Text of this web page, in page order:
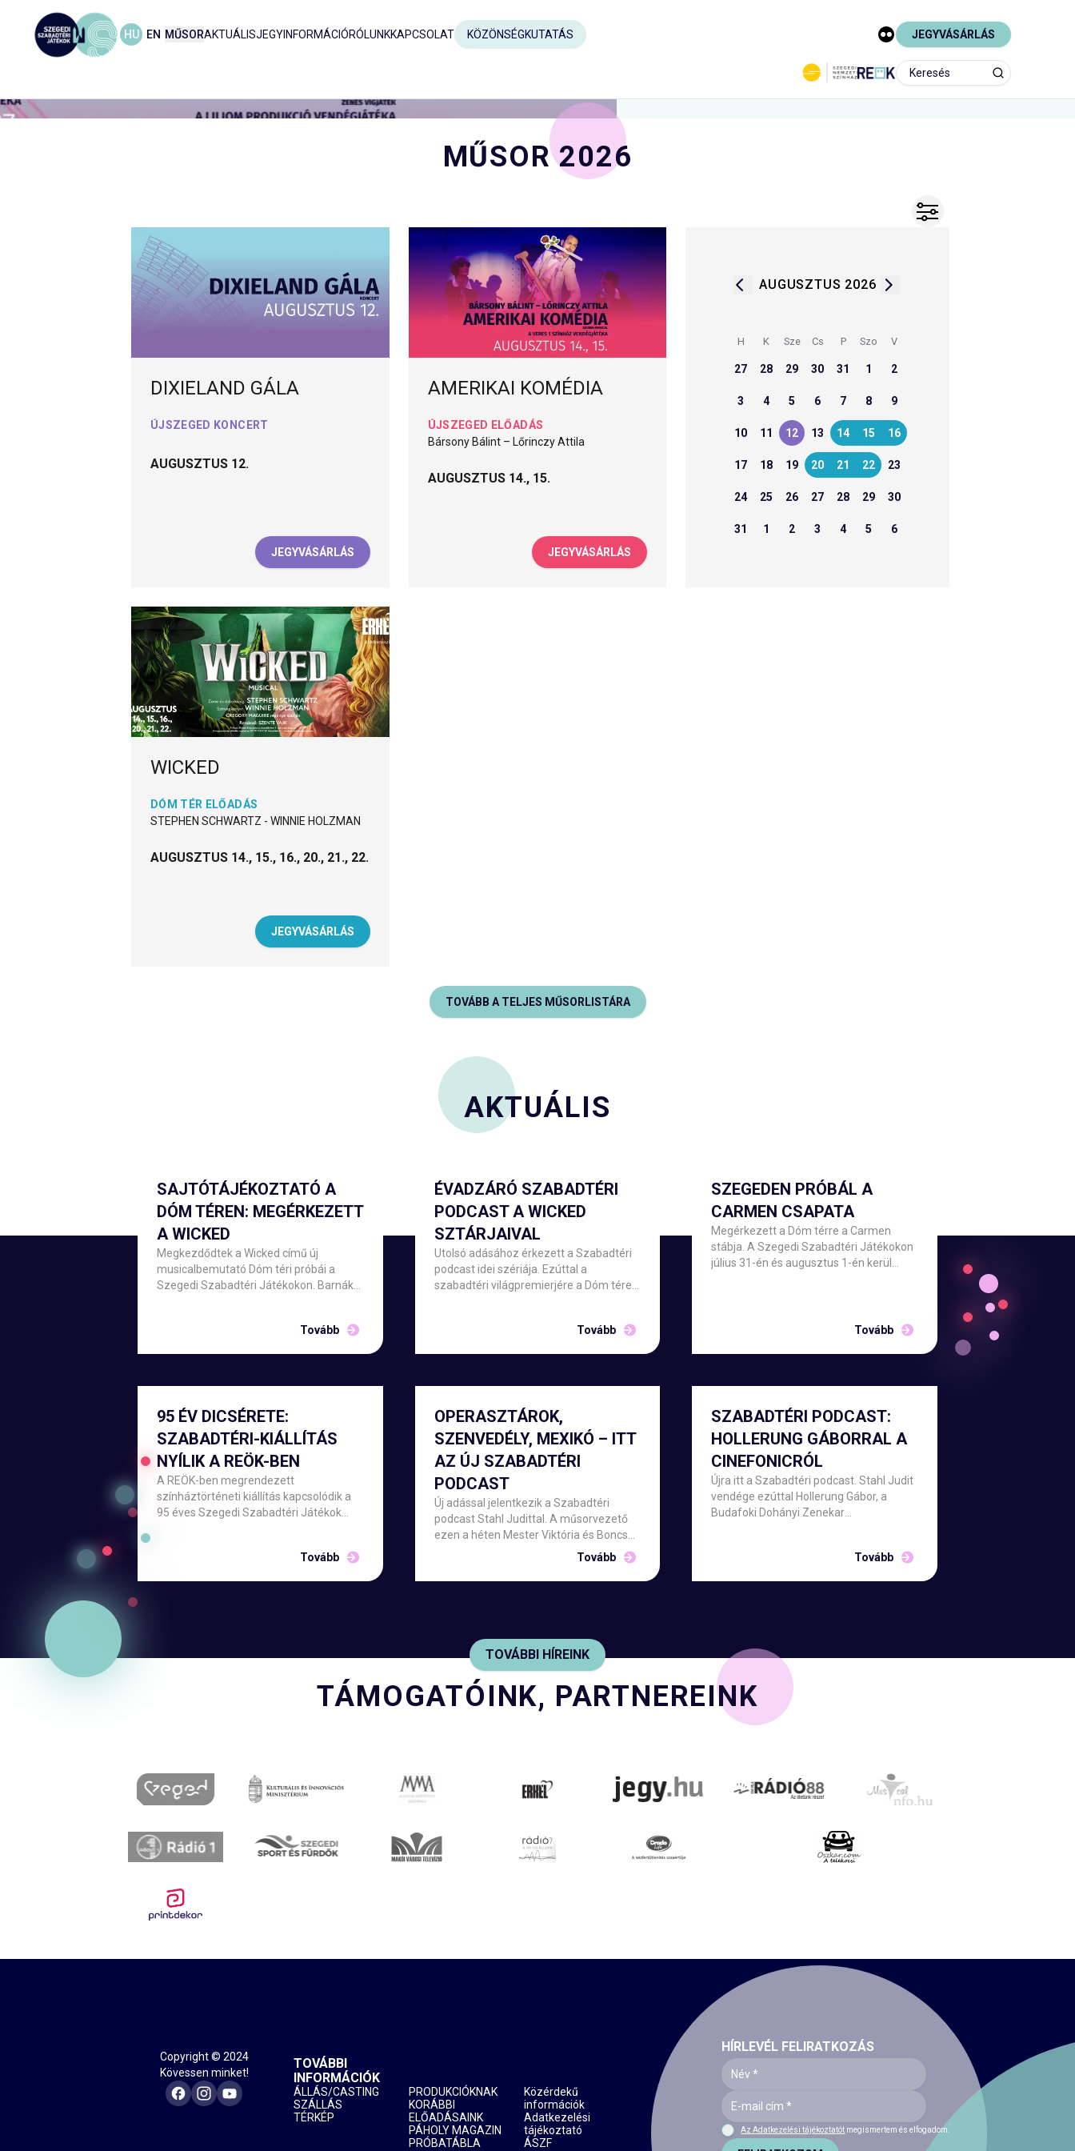
HU EN MŰSORAKTUÁLISJEGYINFORMÁCIÓRÓLUNKKAPCSOLAT KÖZÖNSÉGKUTATÁS JEGYVÁSÁRLÁS
MŰSOR 2026
DIXIELAND GÁLA
ÚJSZEGED KONCERT
AUGUSZTUS 12.
JEGYVÁSÁRLÁS
AMERIKAI KOMÉDIA
ÚJSZEGED ELŐADÁS
Bársony Bálint – Lőrinczy Attila
AUGUSZTUS 14., 15.
JEGYVÁSÁRLÁS
WICKED
DÓM TÉR ELŐADÁS
STEPHEN SCHWARTZ - WINNIE HOLZMAN
AUGUSZTUS 14., 15., 16., 20., 21., 22.
JEGYVÁSÁRLÁS
AUGUSZTUS 2026
H K Sze Cs P Szo V
27 28 29 30 31 1 2
3 4 5 6 7 8 9
10 11 12 13 14 15 16
17 18 19 20 21 22 23
24 25 26 27 28 29 30
31 1 2 3 4 5 6
TOVÁBB A TELJES MŰSORLISTÁRA
AKTUÁLIS
SAJTÓTÁJÉKOZTATÓ A
DÓM TÉREN: MEGÉRKEZETT
A WICKED
Megkezdődtek a Wicked című új
musicalbemutató Dóm téri próbái a
Szegedi Szabadtéri Játékokon. Barnák
közreműködőket, majd Szente Vajk
Tovább
ÉVADZÁRÓ SZABADTÉRI
PODCAST A WICKED
SZTÁRJAIVAL
Utolsó adásához érkezett a Szabadtéri
podcast idei szériája. Ezúttal a
szabadtéri világpremierjére a Dóm téren
és Tóth Angelikával beszélget Stahl
Tovább
SZEGEDEN PRÓBÁL A
CARMEN CSAPATA
Megérkezett a Dóm térre a Carmen
stábja. A Szegedi Szabadtéri Játékokon
július 31-én és augusztus 1-én kerül
főigazgató hétfő este köszöntötte a
Tovább
95 ÉV DICSÉRETE:
SZABADTÉRI-KIÁLLÍTÁS
NYÍLIK A REÖK-BEN
A REÖK-ben megrendezett
színháztörténeti kiállítás kapcsolódik a
95 éves Szegedi Szabadtéri Játékok
László főigazgató és Tóth Károly
Tovább
OPERASZTÁROK,
SZENVEDÉLY, MEXIKÓ – ITT
AZ ÚJ SZABADTÉRI
PODCAST
Új adással jelentkezik a Szabadtéri
podcast Stahl Judittal. A műsorvezető
ezen a héten Mester Viktória és Boncsér
Gergely operaénekesekkel a Carmen
Nemzeti Színház Debrecen július 31-i és
Tovább
SZABADTÉRI PODCAST:
HOLLERUNG GÁBORRAL A
CINEFONICRÓL
Újra itt a Szabadtéri podcast. Stahl Judit
vendége ezúttal Hollerung Gábor, a
Budafoki Dohányi Zenekar
apropóján mesél a műsorvezetőnek és a
Tovább
TOVÁBBI HÍREINK
TÁMOGATÓINK, PARTNEREINK
Copyright © 2024
Kövessen minket!
TOVÁBBI
INFORMÁCIÓK
ÁLLÁS/CASTING
SZÁLLÁS
TÉRKÉP
PRODUKCIÓKNAK
KORÁBBI
ELŐADÁSAINK
PÁHOLY MAGAZIN
PRÓBATÁBLA
Közérdekű
információk
Adatkezelési
tájékoztató
ÁSZF
HÍRLEVÉL FELIRATKOZÁS
Az Adatkezelési tájékoztatót megismertem és elfogadom.